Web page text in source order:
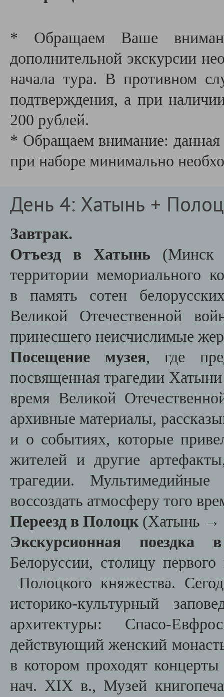
* Обращаем Ваше
дополнительной экскурсии
начала тура. В противном
подтверждения, а при
200 рублей.
* Обращаем внимание: данная
при наборе минимально
День 4: Хатынь +
Завтрак.
Отъезд в Хатынь
территории мемориального
в память сотен
Великой Отечественной
принесшего неисчислимые
Посещение музея, где
посвященная трагедии
время Великой
архивные материалы,
и о событиях, которые
жителей и другие
трагедии.
воссоздать атмосферу того
Переезд в Полоцк (Хатынь →
Экскурсионная поездка
Белоруссии, столицу
Полоцкого княжества.
историко-культурный
архитектуры: Спасо-
действующий женский
в котором проходят
нач. XIX в., Музей